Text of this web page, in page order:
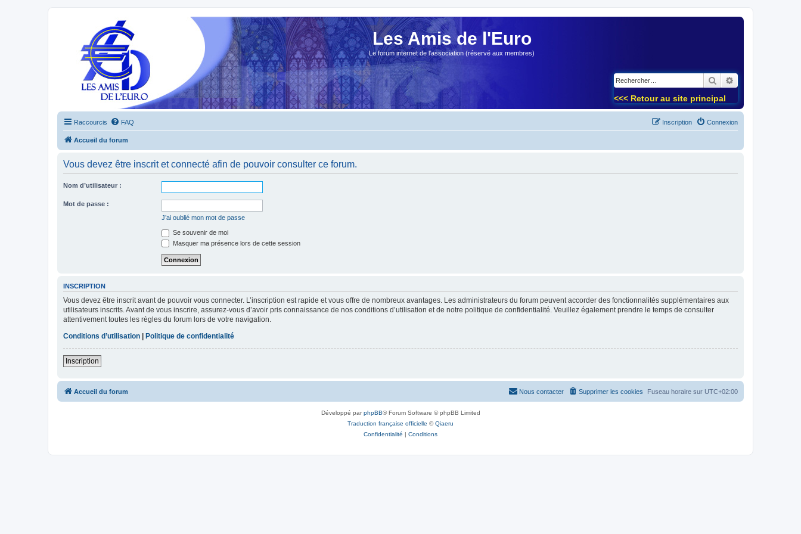
Les Amis de l'Euro
Le forum internet de l'association (réservé aux membres)
Rechercher
<<< Retour au site principal
Raccourcis FAQ Connexion
Inscription
Accueil du forum
Vous devez être inscrit et connecté afin de pouvoir consulter ce forum.
Nom d’utilisateur :
Mot de passe :
J’ai oublié mon mot de passe
Se souvenir de moi
Masquer ma présence lors de cette session
INSCRIPTION
Vous devez être inscrit avant de pouvoir vous connecter. L’inscription est rapide et vous offre de nombreux avantages. Les administrateurs du forum peuvent accorder des fonctionnalités supplémentaires aux
utilisateurs inscrits. Avant de vous inscrire, assurez-vous d’avoir pris connaissance de nos conditions d’utilisation et de notre politique de confidentialité. Veuillez également prendre le temps de consulter
attentivement toutes les règles du forum lors de votre navigation.
Conditions d’utilisation | Politique de confidentialité
Inscription
Accueil du forum Fuseau horaire sur UTC+02:00
Supprimer les cookies
Nous contacter
Développé parphpBB® Forum Software © phpBB Limited
Traduction française officielle ©Qiaeru
Confidentialité | Conditions